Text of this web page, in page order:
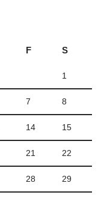
F S
1
7 8
14 15
21 22
28 29